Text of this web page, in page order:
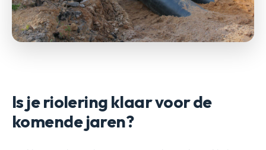
Is je riolering klaar voor de
komende jaren?